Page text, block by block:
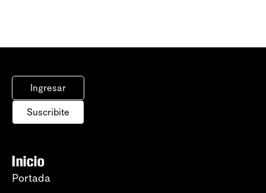
Ingresar
Suscribite
Inicio
Portada